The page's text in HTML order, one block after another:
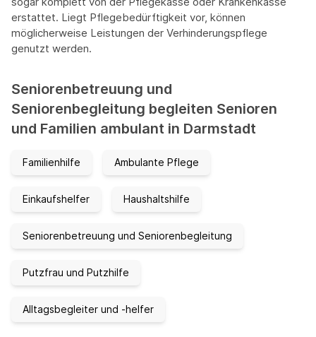
erstattet. Liegt Pflegebedürftigkeit vor, können
möglicherweise Leistungen der Verhinderungspflege
genutzt werden.
Seniorenbetreuung und
Seniorenbegleitung begleiten Senioren
und Familien ambulant in Darmstadt
Familienhilfe Ambulante Pflege
Einkaufshelfer Haushaltshilfe
Seniorenbetreuung und Seniorenbegleitung
Putzfrau und Putzhilfe
Alltagsbegleiter und -helfer